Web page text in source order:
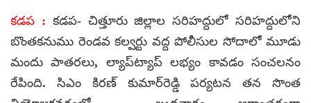
కడప : కడప- చిత్తూరు జిల్లాల సరిహద్దులో సరిహద్దులోని
బొంతకనుము రెండవ కల్వర్టు వద్ద పోలీసుల సోదాలో మూడు
మందు పాతరలు, ల్యాప్‌ట్యాప్ లభ్యం కావడం సంచలనం
రేపింది. సిఎం కిరణ్ కుమార్‌రెడ్డి పర్యటన తన సొంత